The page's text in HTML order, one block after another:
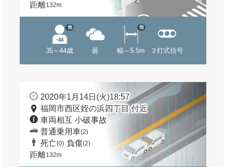
距離132m
35～44歳
他
曇 幅～5.5m
他
３灯式信号
2020年1月14日(火)18:57
福岡市西区姪の浜四丁目 付近
車両相互 小破事故
普通乗用車(2)
死亡(0) 負傷(2)
距離132m